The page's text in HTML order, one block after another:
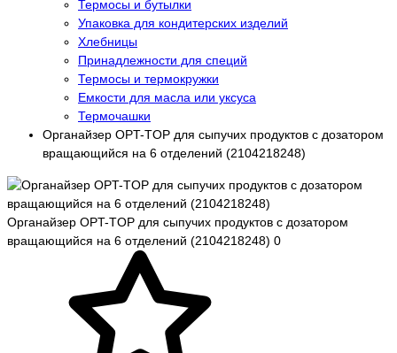
Термосы и бутылки
Упаковка для кондитерских изделий
Хлебницы
Принадлежности для специй
Термосы и термокружки
Емкости для масла или уксуса
Термочашки
Органайзер OPT-TOP для сыпучих продуктов с дозатором
вращающийся на 6 отделений (2104218248)
Органайзер OPT-TOP для сыпучих продуктов с дозатором
вращающийся на 6 отделений (2104218248) 0